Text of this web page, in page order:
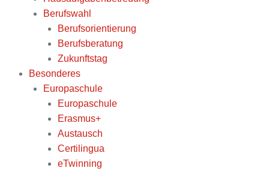
Berufswahl
Berufsorientierung
Berufsberatung
Zukunftstag
Besonderes
Europaschule
Europaschule
Erasmus+
Austausch
Certilingua
eTwinning